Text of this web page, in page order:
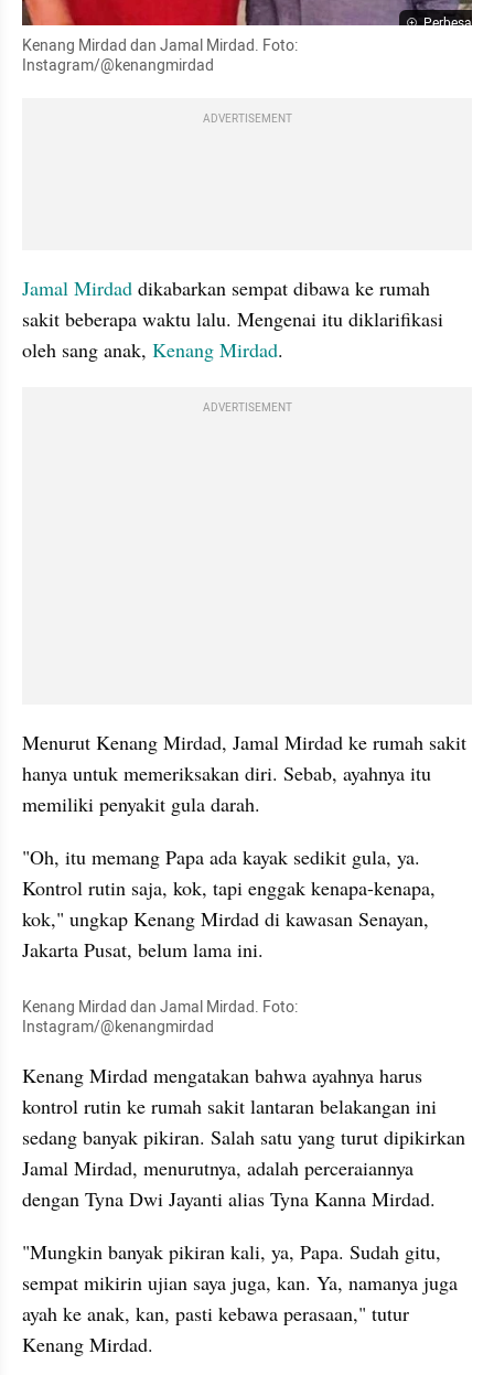
Perbesar
Kenang Mirdad dan Jamal Mirdad. Foto:
Instagram/@kenangmirdad
ADVERTISEMENT
Jamal Mirdad dikabarkan sempat dibawa ke rumah
sakit beberapa waktu lalu. Mengenai itu diklarifikasi
oleh sang anak, Kenang Mirdad.
ADVERTISEMENT
Menurut Kenang Mirdad, Jamal Mirdad ke rumah sakit
hanya untuk memeriksakan diri. Sebab, ayahnya itu
memiliki penyakit gula darah.
"Oh, itu memang Papa ada kayak sedikit gula, ya.
Kontrol rutin saja, kok, tapi enggak kenapa-kenapa,
kok," ungkap Kenang Mirdad di kawasan Senayan,
Jakarta Pusat, belum lama ini.
Kenang Mirdad dan Jamal Mirdad. Foto:
Instagram/@kenangmirdad
Kenang Mirdad mengatakan bahwa ayahnya harus
kontrol rutin ke rumah sakit lantaran belakangan ini
sedang banyak pikiran. Salah satu yang turut dipikirkan
Jamal Mirdad, menurutnya, adalah perceraiannya
dengan Tyna Dwi Jayanti alias Tyna Kanna Mirdad.
"Mungkin banyak pikiran kali, ya, Papa. Sudah gitu,
sempat mikirin ujian saya juga, kan. Ya, namanya juga
ayah ke anak, kan, pasti kebawa perasaan," tutur
Kenang Mirdad.